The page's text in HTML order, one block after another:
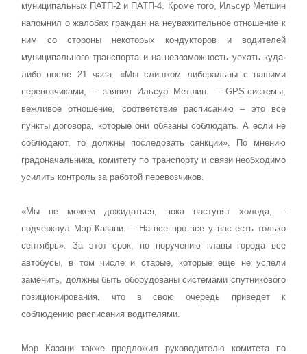
муниципальных ПАТП-2 и ПАТП-4. Кроме того, Ильсур Метшин
напомнил о жалобах граждан на неуважительное отношение к
ним со стороны некоторых кондукторов и водителей
муниципального транспорта и на невозможность уехать куда-
либо после 21 часа. «Мы слишком либеральны с нашими
перевозчиками, – заявил Ильсур Метшин. – GPS-системы,
вежливое отношение, соответствие расписанию – это все
пункты договора, которые они обязаны соблюдать. А если не
соблюдают, то должны последовать санкции». По мнению
градоначальника, комитету по транспорту и связи необходимо
усилить контроль за работой перевозчиков.
«Мы не можем дожидаться, пока наступят холода, –
подчеркнул Мэр Казани. – На все про все у нас есть только
сентябрь». За этот срок, по поручению главы города все
автобусы, в том числе и старые, которые еще не успели
заменить, должны быть оборудованы системами спутникового
позиционирования, что в свою очередь приведет к
соблюдению расписания водителями.
Мэр Казани также предложил руководителю комитета по